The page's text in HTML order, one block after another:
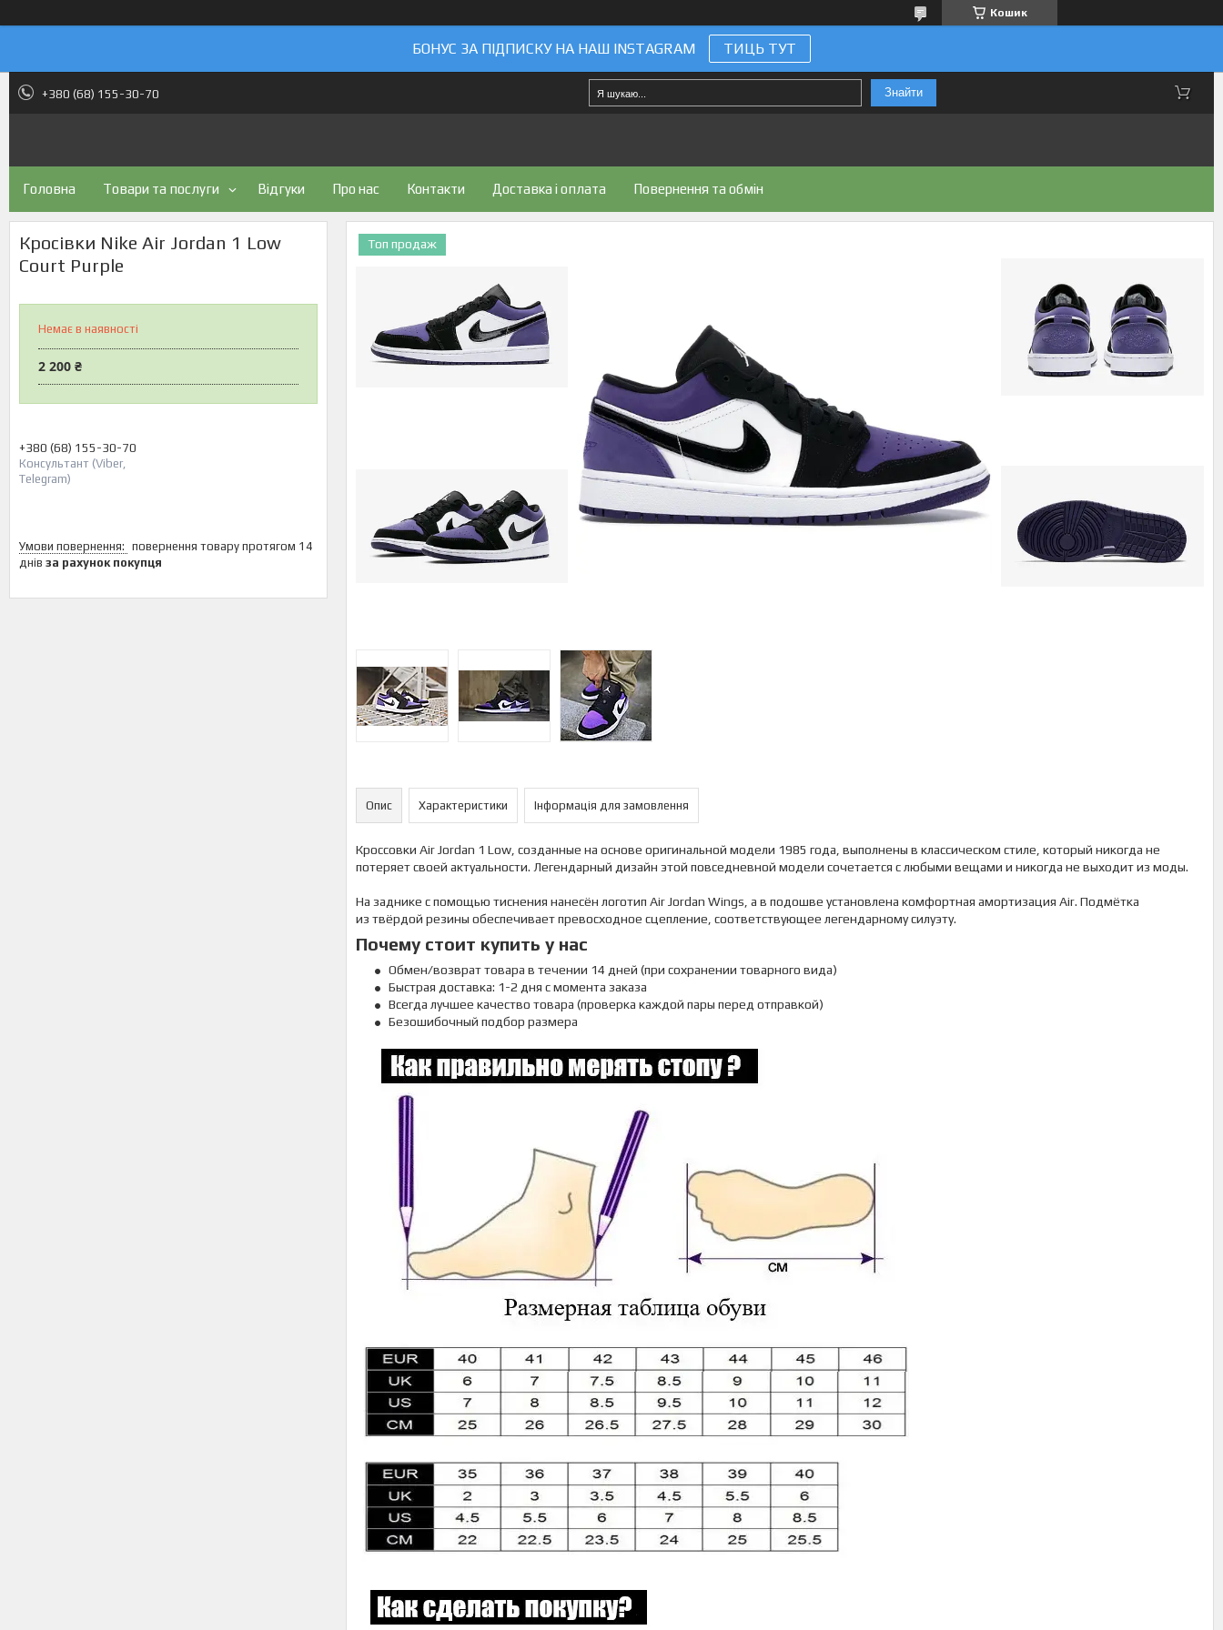
Кошик
БОНУС ЗА ПІДПИСКУ НА НАШ INSTAGRAM ТИЦЬ ТУТ
+380 (68) 155-30-70 Знайти
Головна Товари та послуги Відгуки Про нас Контакти Доставка і оплата Повернення та обмін
Кросівки Nike Air Jordan 1 Low
Court Purple
Немає в наявності
2 200 ₴
+380 (68) 155-30-70
Консультант (Viber,
Telegram)
повернення товару протягом 14
днів за рахунок покупця
Топ продаж
Опис Характеристики Інформація для замовлення
Кроссовки Air Jordan 1 Low, созданные на основе оригинальной модели 1985 года, выполнены в классическом стиле, который никогда не
потеряет своей актуальности. Легендарный дизайн этой повседневной модели сочетается с любыми вещами и никогда не выходит из моды.
На заднике с помощью тиснения нанесён логотип Air Jordan Wings, а в подошве установлена комфортная амортизация Air. Подмётка
из твёрдой резины обеспечивает превосходное сцепление, соответствующее легендарному силуэту.
Почему стоит купить у нас
Обмен/возврат товара в течении 14 дней (при сохранении товарного вида)
Быстрая доставка: 1-2 дня с момента заказа
Всегда лучшее качество товара (проверка каждой пары перед отправкой)
Безошибочный подбор размера